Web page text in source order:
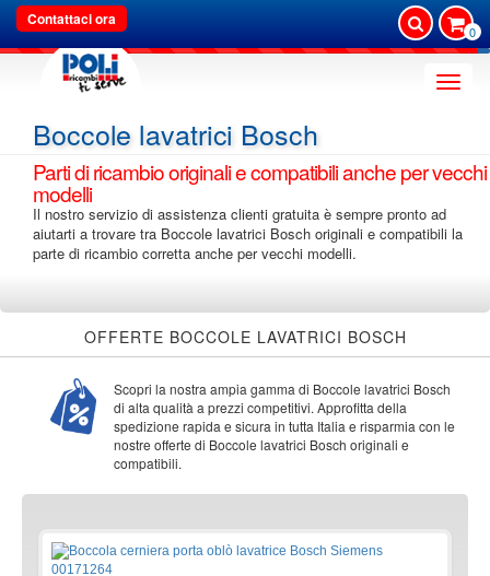
Contattaci ora
0
Toggle
Boccole lavatrici Bosch
Parti di ricambio originali e compatibili anche per vecchi
modelli
Il nostro servizio di assistenza clienti gratuita è sempre pronto ad
aiutarti a trovare tra Boccole lavatrici Bosch originali e compatibili la
parte di ricambio corretta anche per vecchi modelli.
OFFERTE BOCCOLE LAVATRICI BOSCH
Scopri la nostra ampia gamma di Boccole lavatrici Bosch
di alta qualità a prezzi competitivi. Approfitta della
spedizione rapida e sicura in tutta Italia e risparmia con le
nostre offerte di Boccole lavatrici Bosch originali e
compatibili.